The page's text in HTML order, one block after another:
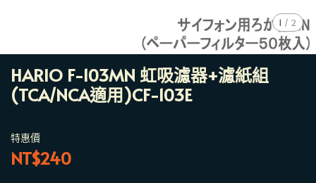
1 / 2
HARIO F-103MN 虹吸濾器+濾紙組
(TCA/NCA適用)CF-103E
特惠價
NT$240